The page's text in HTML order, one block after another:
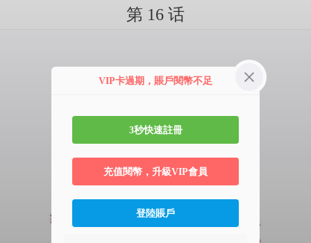
第 16 话
VIP卡過期，賬戶閱幣不足
3秒快速註冊
充值閱幣，升級VIP會員
登陸賬戶